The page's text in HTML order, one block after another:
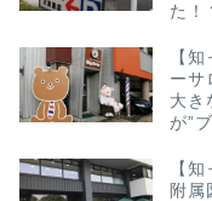
た！
【
ー
大き
が”
【
附属